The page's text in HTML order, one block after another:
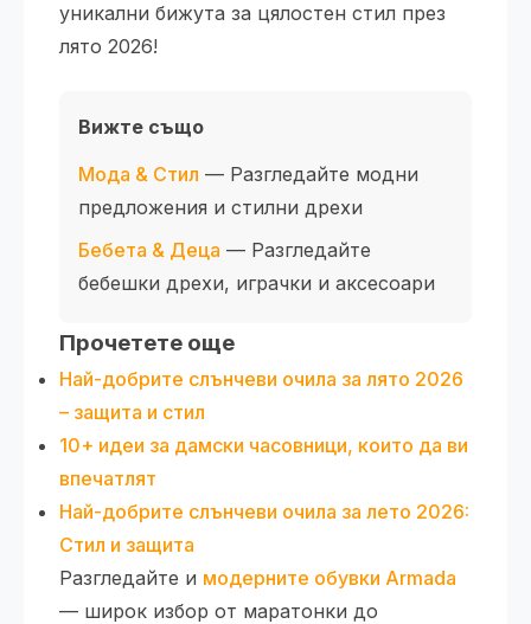
уникални бижута за цялостен стил през
лято 2026!
Вижте също
Мода & Стил — Разгледайте модни
предложения и стилни дрехи
Бебета & Деца — Разгледайте
бебешки дрехи, играчки и аксесоари
Прочетете още
Най-добрите слънчеви очила за лято 2026
– защита и стил
10+ идеи за дамски часовници, които да ви
впечатлят
Най-добрите слънчеви очила за лето 2026:
Стил и защита
Разгледайте и модерните обувки Armada
— широк избор от маратонки до